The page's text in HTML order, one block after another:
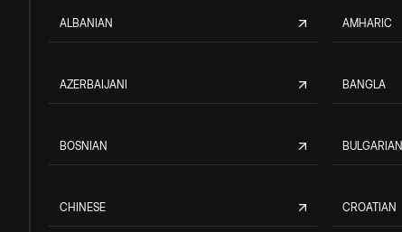
ALBANIAN AMHARIC
AZERBAIJANI BANGLA
BOSNIAN BULGARIAN
CHINESE CROATIAN